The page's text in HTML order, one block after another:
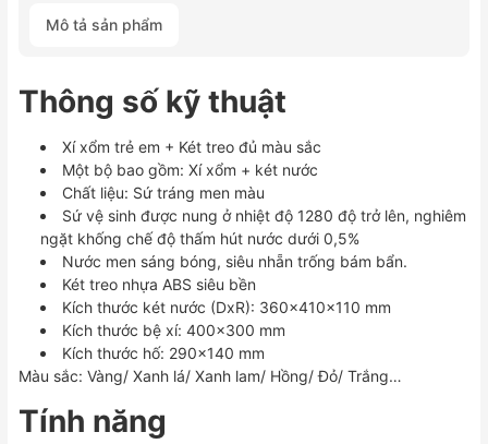
nhiều
số
Mô tả sản phẩm
Thông số kỹ thuật
Xí xổm trẻ em + Két treo đủ màu sắc
Một bộ bao gồm: Xí xổm + két nước
Chất liệu: Sứ tráng men màu
Sứ vệ sinh được nung ở nhiệt độ 1280 độ trở lên, nghiêm
ngặt khống chế độ thấm hút nước dưới 0,5%
Nước men sáng bóng, siêu nhẵn trống bám bẩn.
Két treo nhựa ABS siêu bền
Kích thước két nước (DxR): 360x410x110 mm
Kích thước bệ xí: 400×300 mm
Kích thước hố: 290×140 mm
Màu sắc: Vàng/ Xanh lá/ Xanh lam/ Hồng/ Đỏ/ Trắng…
Tính năng